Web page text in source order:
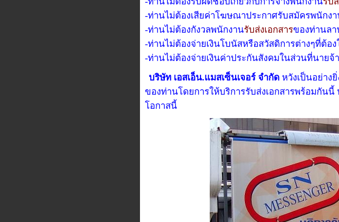
-ท่านไม่ต้องเสียค่าโฆษณาประกาศรับสมัครพนักง
-ท่านไม่ต้องกังวลพนักงานรับส่งเอกสารของท่านลา
-ท่านไม่ต้องจ่ายเงินโบนัสหรือสวัสดิการต่างๆที่ต้อ
-ท่านไม่ต้องจ่ายเงินค่าประกันสังคมในส่วนที่นายจ้
บริษัท เอสเอ็น.แมสเซ็นเจอร์ จำกัด หวังเป็นอย่าง
ของท่านโดยการให้บริการรับส่งเอกสารพร้อมกัน
โอกาสนี้